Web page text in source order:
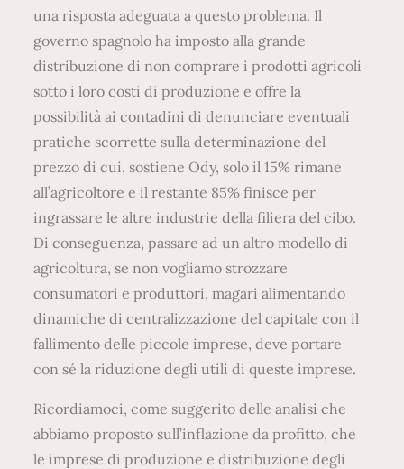
una risposta adeguata a questo problema. Il
governo spagnolo ha imposto alla grande
distribuzione di non comprare i prodotti agricoli
sotto i loro costi di produzione e offre la
possibilità ai contadini di denunciare eventuali
pratiche scorrette sulla determinazione del
prezzo di cui, sostiene Ody, solo il 15% rimane
all’agricoltore e il restante 85% finisce per
ingrassare le altre industrie della filiera del cibo.
Di conseguenza, passare ad un altro modello di
agricoltura, se non vogliamo strozzare
consumatori e produttori, magari alimentando
dinamiche di centralizzazione del capitale con il
fallimento delle piccole imprese, deve portare
con sé la riduzione degli utili di queste imprese.
Ricordiamoci, come suggerito delle analisi che
abbiamo proposto sull’inflazione da profitto, che
le imprese di produzione e distribuzione degli